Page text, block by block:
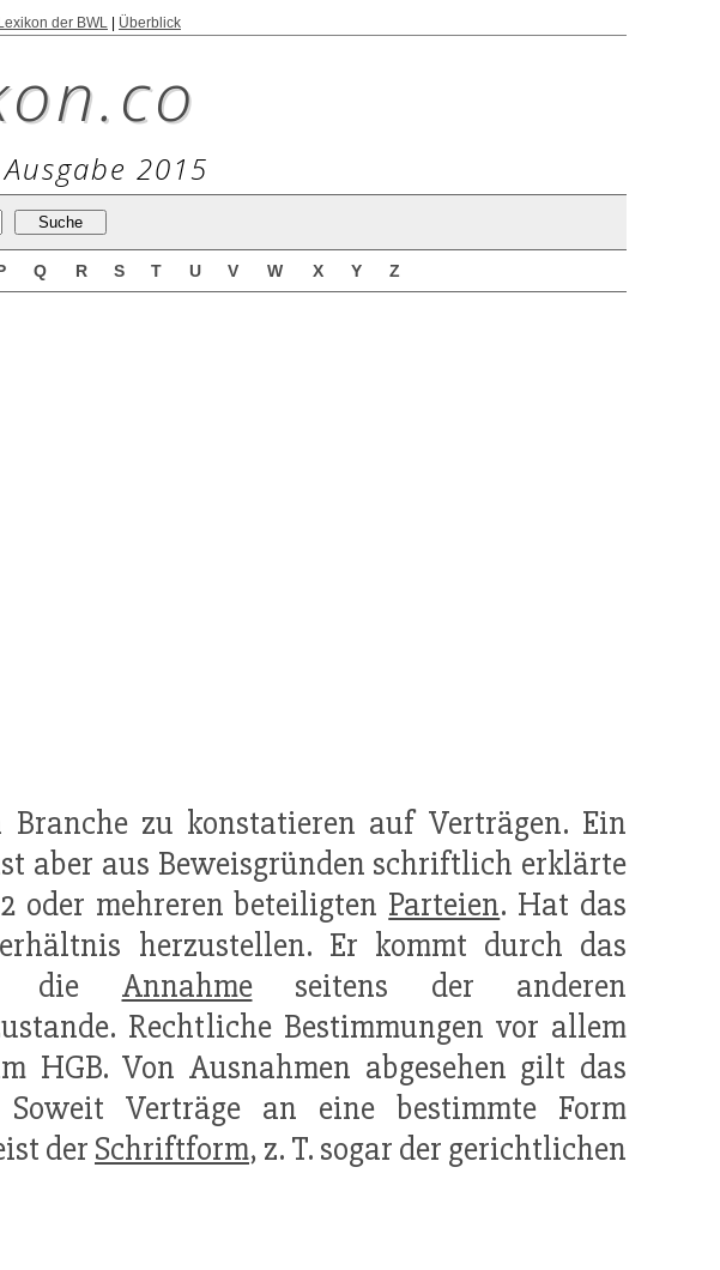
Lexikon der BWL Überblick
2015
Q R S T U V W X Y Z
zu konstatieren auf Verträgen. Ein
aber aus Beweisgründen schriftlich erklärte
oder mehreren beteiligten Parteien. Hat das
herzustellen. Er kommt durch das
die Annahmeseitens der anderen
Rechtliche Bestimmungen vor allem
HGB. Von Ausnahmen abgesehen gilt das
Verträge an eine bestimmte Form
der Schriftform, z. T. sogar der gerichtlichen